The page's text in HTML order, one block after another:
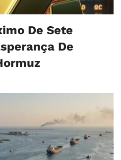
De Sete
De